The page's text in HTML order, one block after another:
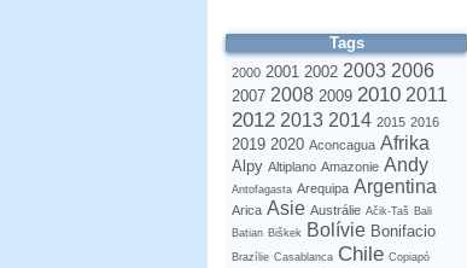
Tags
2000 2001 2002 2003 2006
2007 2008 2009 2010 2011
2012 2013 2014 2015 2016
2019 2020 Aconcagua Afrika
Alpy Altiplano Amazonie Andy
Antofagasta Arequipa Argentina
Arica Asie Austrálie Ačik-Taš Bali
Batian Biškek Bolívie Bonifacio
Brazílie Casablanca Chile Copiapó